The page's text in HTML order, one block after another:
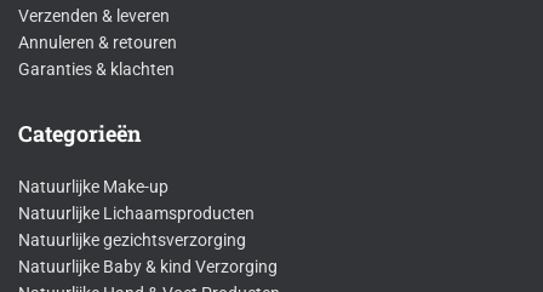
Verzenden & leveren
Annuleren & retouren
Garanties & klachten
Categorieën
Natuurlijke Make-up
Natuurlijke Lichaamsproducten
Natuurlijke gezichtsverzorging
Natuurlijke Baby & kind Verzorging